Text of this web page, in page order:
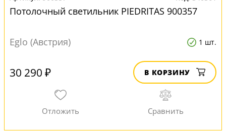
Потолочный светильник PIEDRITAS 900357
Eglo (Австрия) 1 шт.
30 290 ₽ В КОРЗИНУ